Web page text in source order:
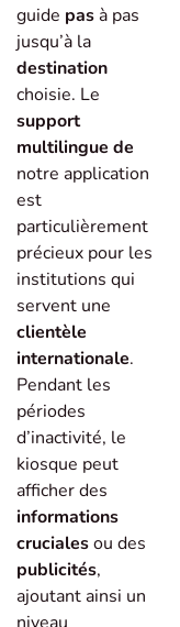
guide pasà pas
jusqu’à la
destination
choisie. Le
support
multilingue de
notre application
est
particulièrement
précieux pour les
institutions qui
servent une
clientèle
internationale.
Pendant les
périodes
d’inactivité, le
kiosque peut
afficher des
informations
crucialesou des
publicités,
ajoutant ainsi un